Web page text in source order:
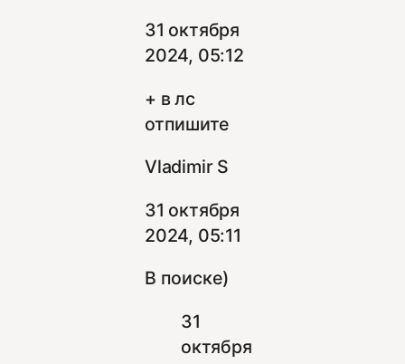
31 октября
2024, 05:12
+ в лс
отпишите
Vladimir S
31 октября
2024, 05:11
В поиске)
31
октября